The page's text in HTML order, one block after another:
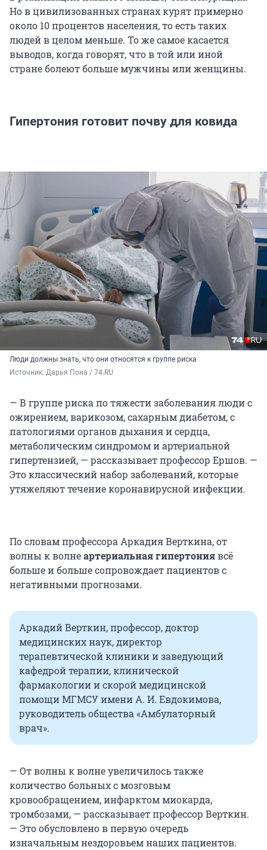
Но в цивилизованных странах курят примерно
около 10 процентов населения, то есть таких
людей в целом меньше. То же самое касается
выводов, когда говорят, что в той или иной
стране болеют больше мужчины или женщины.
Гипертония готовит почву для ковида
Люди должны знать, что они относятся к группе риска
Источник: Дарья Пона / 74.RU
— В группе риска по тяжести заболевания люди с
ожирением, варикозом, сахарным диабетом, с
патологиями органов дыхания и сердца,
метаболическим синдромом и артериальной
гипертензией, — рассказывает профессор Ершов. —
Это классический набор заболеваний, которые
утяжеляют течение коронавирусной инфекции.
По словам профессора Аркадия Верткина, от
волны к волнеартериальная гипертониявсё
больше и больше сопровождает пациентов с
негативными прогнозами.
Аркадий Верткин, профессор, доктор
медицинских наук, директор
терапевтической клиники и заведующий
кафедрой терапии, клинической
фармакологии и скорой медицинской
помощи МГМСУ имени А. И. Евдокимова,
руководитель общества «Амбулаторный
врач».
— От волны к волне увеличилось также
количество больных с мозговым
кровообращением, инфарктом миокарда,
тромбозами, — рассказывает профессор Верткин.
— Это обусловлено в первую очередь
изначальным нездоровьем наших пациентов.